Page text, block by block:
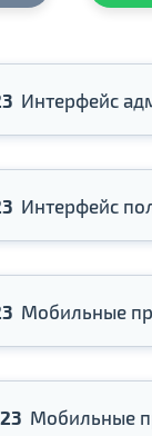
Интерфейс
Интерфейс
Мобильные
Мобильные